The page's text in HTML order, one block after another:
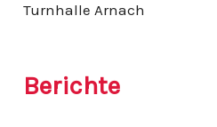
Turnhalle Arnach
Berichte